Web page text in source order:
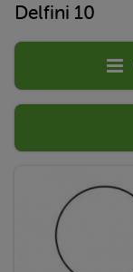
Delfini 10